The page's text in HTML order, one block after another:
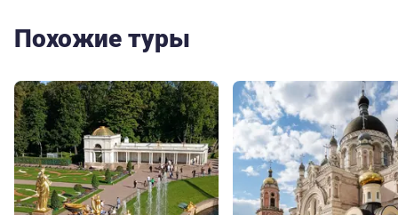
Похожие туры